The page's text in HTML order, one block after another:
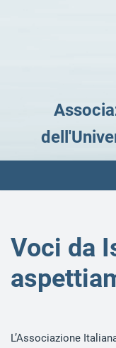
Voci da
L’Associazione